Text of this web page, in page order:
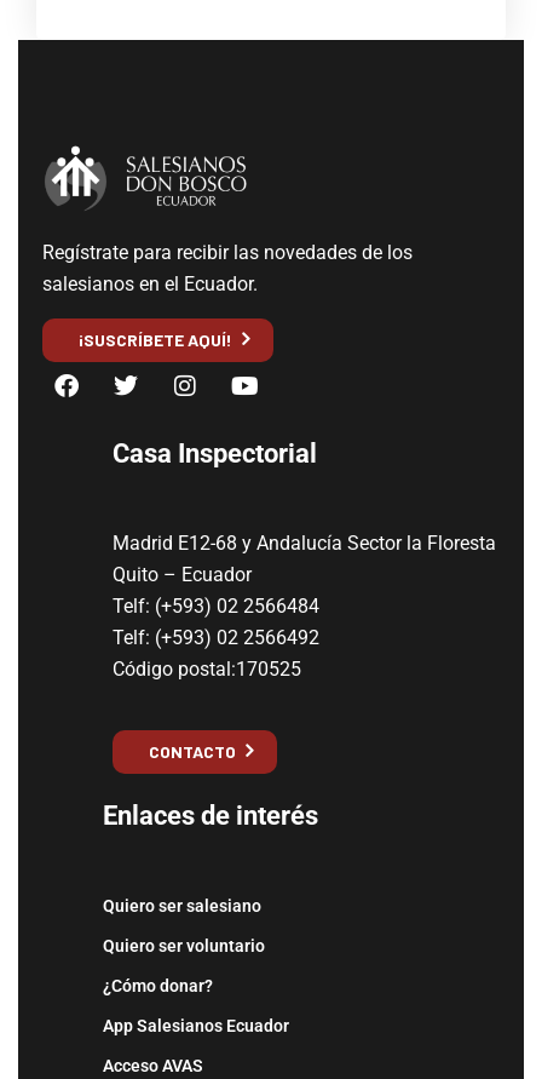
Regístrate para recibir las novedades de los
salesianos en el Ecuador.
¡SUSCRÍBETE AQUÍ!
Casa Inspectorial
Madrid E12-68 y Andalucía Sector la Floresta
Quito – Ecuador
Telf: (+593) 02 2566484
Telf: (+593) 02 2566492
Código postal:170525
CONTACTO
Enlaces de interés
Quiero ser salesiano
Quiero ser voluntario
¿Cómo donar?
App Salesianos Ecuador
Acceso AVAS